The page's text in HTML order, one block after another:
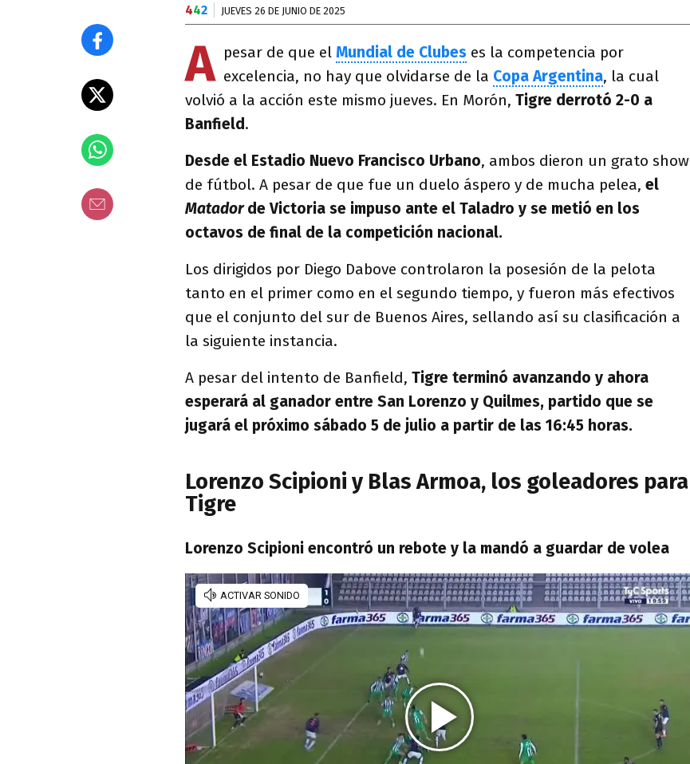
442 JUEVES 26 DE JUNIO DE 2025
A pesar de que el Mundial de Clubes es la competencia por
excelencia, no hay que olvidarse de la Copa Argentina, la cual
volvió a la acción este mismo jueves. En Morón, Tigre derrotó 2-0 a
Banfield.
Desde el Estadio Nuevo Francisco Urbano, ambos dieron un grato show
de fútbol. A pesar de que fue un duelo áspero y de mucha pelea, el
Matadorde Victoria se impuso ante el Taladro y se metió en los
octavos de final de la competición nacional.
Los dirigidos por Diego Dabove controlaron la posesión de la pelota
tanto en el primer como en el segundo tiempo, y fueron más efectivos
que el conjunto del sur de Buenos Aires, sellando así su clasificación a
la siguiente instancia.
A pesar del intento de Banfield, Tigre terminó avanzando y ahora
esperará al ganador entre San Lorenzo y Quilmes, partido que se
jugará el próximo sábado 5 de julio a partir de las 16:45 horas.
Lorenzo Scipioni y Blas Armoa, los goleadores para
Tigre
Lorenzo Scipioni encontró un rebote y la mandó a guardar de volea